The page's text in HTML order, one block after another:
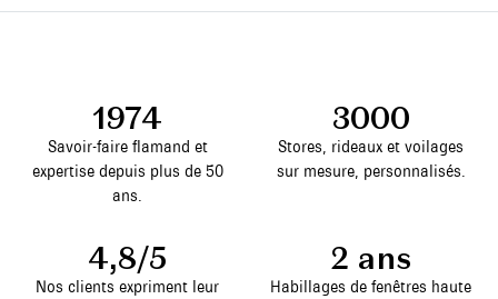
1974
Savoir-faire flamand et
expertise depuis plus de 50
ans.
3000
Stores, rideaux et voilages
sur mesure, personnalisés.
4,8/5
Nos clients expriment leur
2 ans
Habillages de fenêtres haute